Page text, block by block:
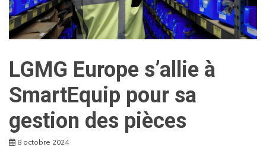
LGMG Europe s’allie à
SmartEquip pour sa
gestion des pièces
8 octobre 2024